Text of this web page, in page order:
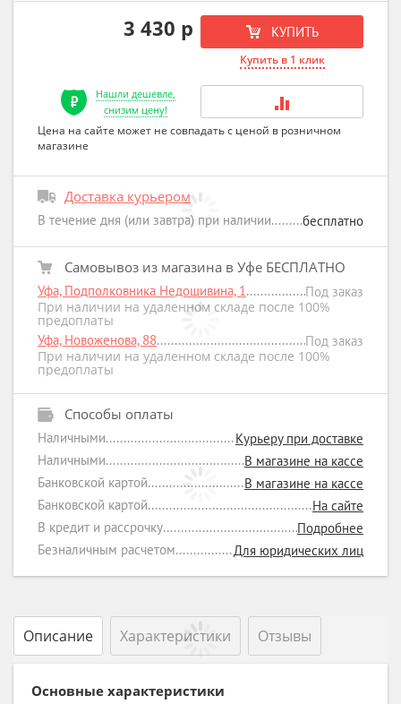
3 430 р КУПИТЬ
Купить в 1 клик
Нашли дешевле,
снизим цену!
Цена на сайте может не совпадать с ценой в розничном
магазине
Доставка курьером
В течение дня (или завтра) при наличии бесплатно
Самовывоз из магазина в Уфе БЕСПЛАТНО
Уфа, Подполковника Недошивина, 1
Под заказ
При наличии на удаленном складе после 100%
предоплаты
Уфа, Новоженова, 88
Под заказ
При наличии на удаленном складе после 100%
предоплаты
Способы оплаты
Наличными
Курьеру при доставке
Наличными
В магазине на кассе
Банковской картой
В магазине на кассе
Банковской картой
На сайте
В кредит и рассрочку
Подробнее
Безналичным расчетом
Для юридических лиц
Описание Характеристики Отзывы
Основные характеристики